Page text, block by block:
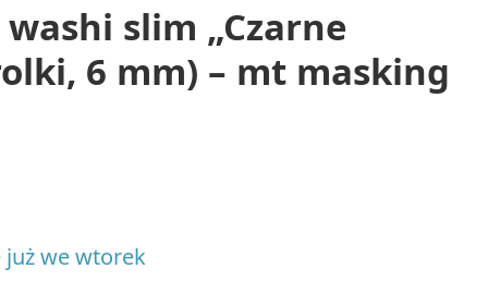
Scrapbooking, decoupage, quilling
Scrapbooking i Cardmaking
Decoupage i zdobienie przedmiotów
Quilling
Akcesoria i narzędzia do haftu diamentowego
slim „Czarne
6 mm) – mt masking
już we wtorek